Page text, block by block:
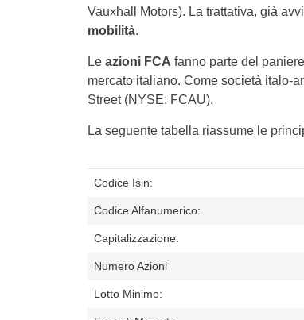
Vauxhall Motors). La trattativa, già
mobilità.
Le azioni FCA fanno parte del
mercato italiano. Come società italo-
Street (NYSE: FCAU).
La seguente tabella riassume le
Codice Isin:
Codice Alfanumerico:
Capitalizzazione:
Numero Azioni
Lotto Minimo: